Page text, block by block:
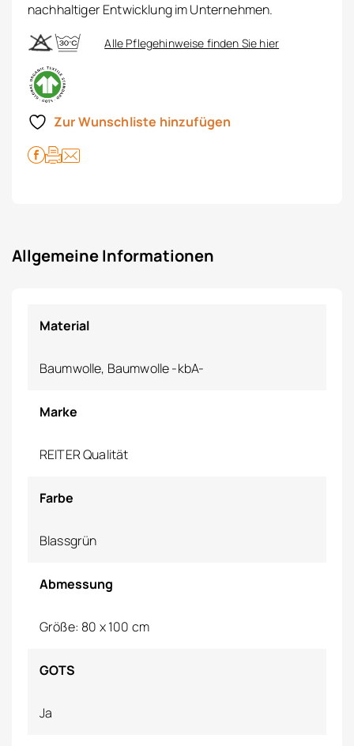
nachhaltiger Entwicklung im Unternehmen.
Alle Pflegehinweise finden Sie hier
Zur Wunschliste hinzufügen
Allgemeine Informationen
Material
Baumwolle, Baumwolle -kbA-
Marke
REITER Qualität
Farbe
Blassgrün
Abmessung
Größe: 80 x 100 cm
GOTS
Ja